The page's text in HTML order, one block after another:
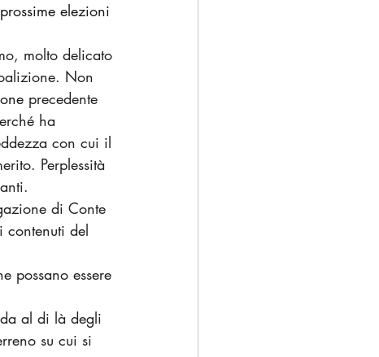
elezioni
molto delicato
Non
precedente
ha
con cui il
Perplessità
di Conte
contenuti del
possano essere
al di là degli
su cui si